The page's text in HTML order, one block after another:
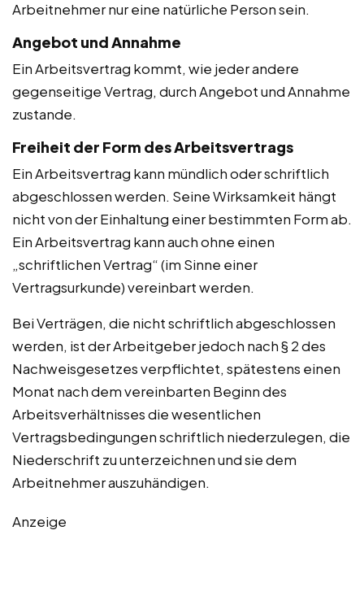
Arbeitnehmer nur eine natürliche Person sein.
Angebot und Annahme
Ein Arbeitsvertrag kommt, wie jeder andere
gegenseitige Vertrag, durch Angebot und Annahme
zustande.
Freiheit der Form des Arbeitsvertrags
Ein Arbeitsvertrag kann mündlich oder schriftlich
abgeschlossen werden. Seine Wirksamkeit hängt
nicht von der Einhaltung einer bestimmten Form ab.
Ein Arbeitsvertrag kann auch ohne einen
„schriftlichen Vertrag“ (im Sinne einer
Vertragsurkunde) vereinbart werden.
Bei Verträgen, die nicht schriftlich abgeschlossen
werden, ist der Arbeitgeber jedoch nach § 2 des
Nachweisgesetzes verpflichtet, spätestens einen
Monat nach dem vereinbarten Beginn des
Arbeitsverhältnisses die wesentlichen
Vertragsbedingungen schriftlich niederzulegen, die
Niederschrift zu unterzeichnen und sie dem
Arbeitnehmer auszuhändigen.
Anzeige